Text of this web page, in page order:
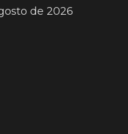
de 2026